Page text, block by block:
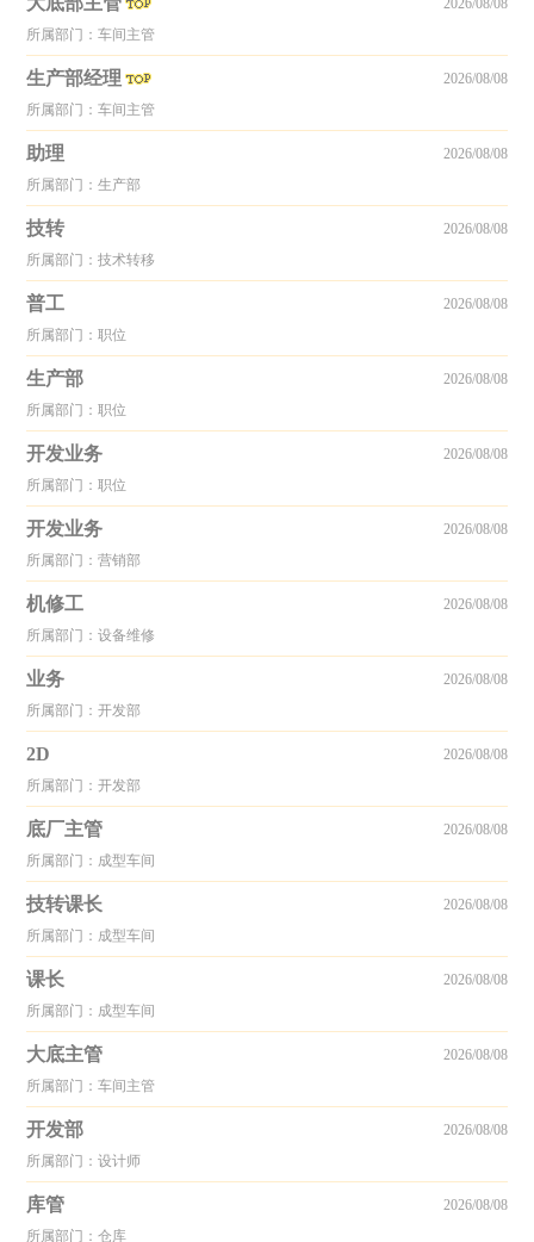
所属部门：车间主管
2026/08/08
生产部经理
所属部门：车间主管
2026/08/08
助理
所属部门：生产部
2026/08/08
技转
所属部门：技术转移
2026/08/08
普工
所属部门：职位
2026/08/08
生产部
所属部门：职位
2026/08/08
开发业务
所属部门：职位
2026/08/08
开发业务
所属部门：营销部
2026/08/08
机修工
所属部门：设备维修
2026/08/08
业务
所属部门：开发部
2026/08/08
2D
所属部门：开发部
2026/08/08
底厂主管
所属部门：成型车间
2026/08/08
技转课长
所属部门：成型车间
2026/08/08
课长
所属部门：成型车间
2026/08/08
大底主管
所属部门：车间主管
2026/08/08
开发部
所属部门：设计师
2026/08/08
库管
所属部门：仓库
2026/08/08